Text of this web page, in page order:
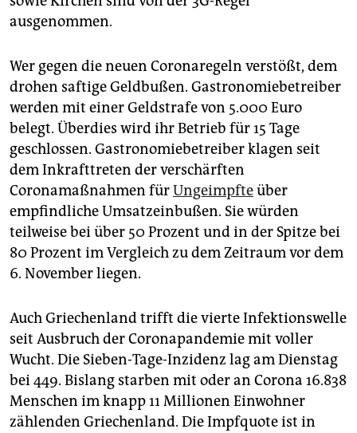
ausgenommen.
Wer gegen die neuen Coronaregeln verstößt, dem
drohen saftige Geldbußen. Gastronomiebetreiber
werden mit einer Geldstrafe von 5.000 Euro
belegt. Überdies wird ihr Betrieb für 15 Tage
geschlossen. Gastronomiebetreiber klagen seit
dem Inkrafttreten der verschärften
Coronamaßnahmen fürUngeimpfteüber
empfindliche Umsatzeinbußen. Sie würden
teilweise bei über 50 Prozent und in der Spitze bei
80 Prozent im Vergleich zu dem Zeitraum vor dem
6. November liegen.
Auch Griechenland trifft die vierte Infektionswelle
seit Ausbruch der Coronapandemie mit voller
Wucht. Die Sieben-Tage-Inzidenz lag am Dienstag
bei 449. Bislang starben mit oder an Corona 16.838
Menschen im knapp 11 Millionen Einwohner
zählenden Griechenland. Die Impfquote ist in